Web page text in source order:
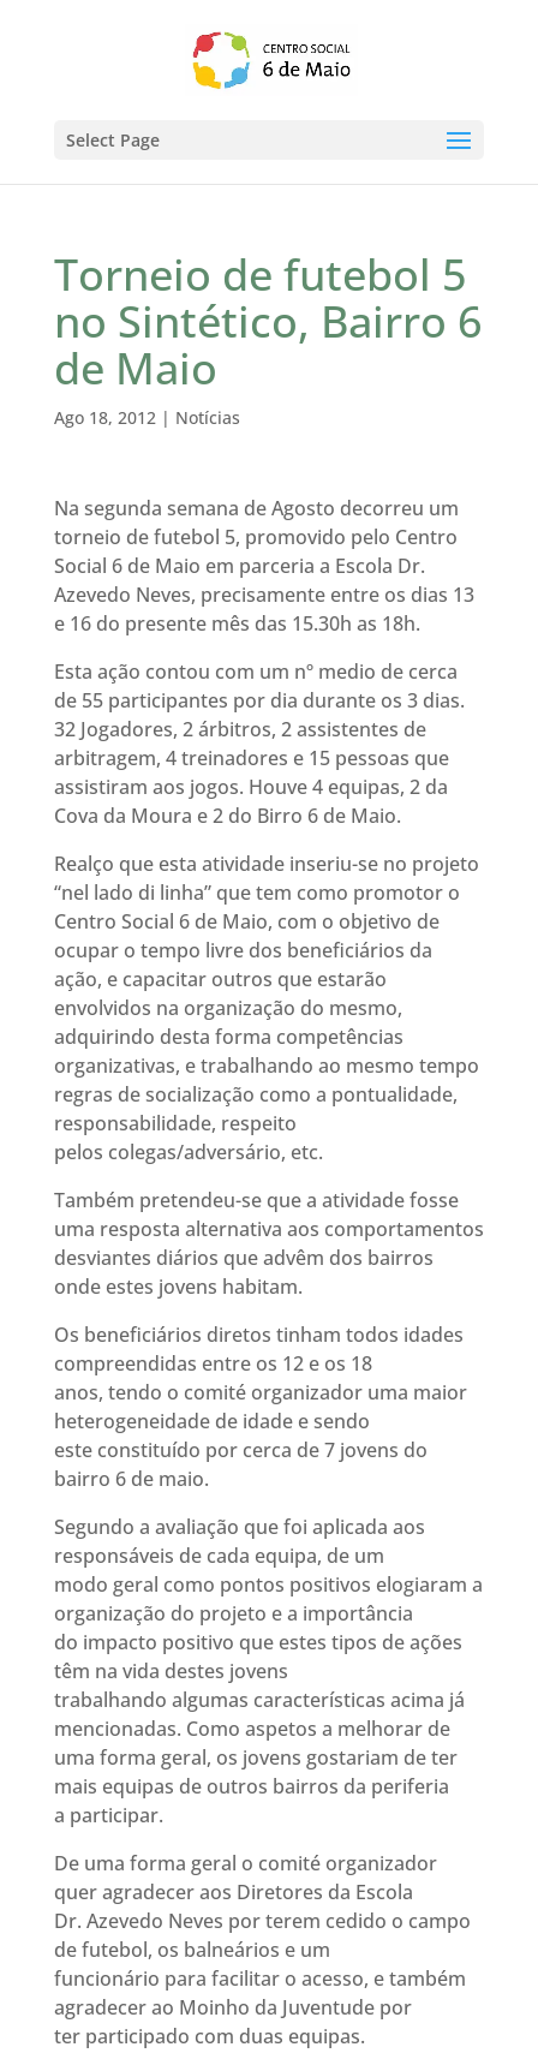
Select Page
Torneio de futebol 5
no Sintético, Bairro 6
de Maio
Ago 18, 2012| Notícias
Na segunda semana de Agosto decorreu um
torneio de futebol 5, promovido pelo Centro
Social 6 de Maio em parceria a Escola Dr.
Azevedo Neves, precisamente entre os dias 13
e 16 do presente mês das 15.30h as 18h.
Esta ação contou com um nº medio de cerca
de 55 participantes por dia durante os 3 dias.
32 Jogadores, 2 árbitros, 2 assistentes de
arbitragem, 4 treinadores e 15 pessoas que
assistiram aos jogos. Houve 4 equipas, 2 da
Cova da Moura e 2 do Birro 6 de Maio.
Realço que esta atividade inseriu-se no projeto
“nel lado di linha” que tem como promotor o
Centro Social 6 de Maio, com o objetivo de
ocupar o tempo livre dos beneficiários da
ação, e capacitar outros que estarão
envolvidos na organização do mesmo,
adquirindo desta forma competências
organizativas, e trabalhando ao mesmo tempo
regras de socialização como a pontualidade,
responsabilidade, respeito
pelos colegas/adversário, etc.
Também pretendeu-se que a atividade fosse
uma resposta alternativa aos comportamentos
desviantes diários que advêm dos bairros
onde estes jovens habitam.
Os beneficiários diretos tinham todos idades
compreendidas entre os 12 e os 18
anos, tendo o comité organizador uma maior
heterogeneidade de idade e sendo
este constituído por cerca de 7 jovens do
bairro 6 de maio.
Segundo a avaliação que foi aplicada aos
responsáveis de cada equipa, de um
modo geral como pontos positivos elogiaram a
organização do projeto e a importância
do impacto positivo que estes tipos de ações
têm na vida destes jovens
trabalhando algumas características acima já
mencionadas. Como aspetos a melhorar de
uma forma geral, os jovens gostariam de ter
mais equipas de outros bairros da periferia
a participar.
De uma forma geral o comité organizador
quer agradecer aos Diretores da Escola
Dr. Azevedo Neves por terem cedido o campo
de futebol, os balneários e um
funcionário para facilitar o acesso, e também
agradecer ao Moinho da Juventude por
ter participado com duas equipas.